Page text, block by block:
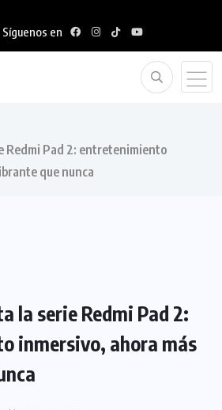
Síguenos en
Redmi Pad 2: entretenimiento
que nunca
la serie Redmi Pad 2:
inmersivo, ahora más